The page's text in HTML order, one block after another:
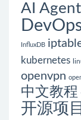
AI Agent
InfluxDB
kubernetes
openvpn
中文教程
开源项目